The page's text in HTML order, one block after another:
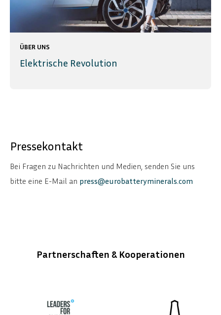
ÜBER UNS
Elektrische Revolution
Pressekontakt
Bei Fragen zu Nachrichten und Medien, senden Sie uns
bitte eine E-Mail an press@eurobatteryminerals.com
Partnerschaften & Kooperationen